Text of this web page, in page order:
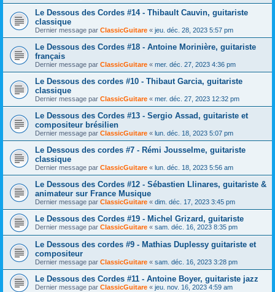
Le Dessous des Cordes #14 - Thibault Cauvin, guitariste
classique
Dernier message par ClassicGuitare « jeu. déc. 28, 2023 5:57 pm
Le Dessous des Cordes #18 - Antoine Morinière, guitariste
français
Dernier message par ClassicGuitare « mer. déc. 27, 2023 4:36 pm
Le Dessous des cordes #10 - Thibaut Garcia, guitariste
classique
Dernier message par ClassicGuitare « mer. déc. 27, 2023 12:32 pm
Le Dessous des Cordes #13 - Sergio Assad, guitariste et
compositeur brésilien
Dernier message par ClassicGuitare « lun. déc. 18, 2023 5:07 pm
Le Dessous des cordes #7 - Rémi Jousselme, guitariste
classique
Dernier message par ClassicGuitare « lun. déc. 18, 2023 5:56 am
Le Dessous des Cordes #12 - Sébastien Llinares, guitariste &
animateur sur France Musique
Dernier message par ClassicGuitare « dim. déc. 17, 2023 3:45 pm
Le Dessous des Cordes #19 - Michel Grizard, guitariste
Dernier message par ClassicGuitare « sam. déc. 16, 2023 8:35 pm
Le Dessous des cordes #9 - Mathias Duplessy guitariste et
compositeur
Dernier message par ClassicGuitare « sam. déc. 16, 2023 3:28 pm
Le Dessous des Cordes #11 - Antoine Boyer, guitariste jazz
Dernier message par ClassicGuitare « jeu. nov. 16, 2023 4:59 am